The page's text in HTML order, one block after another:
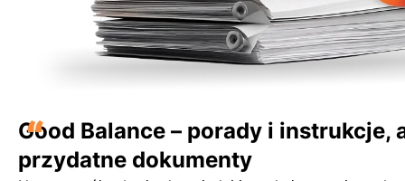
“
Good Balance – porady i instrukcje,
przydatne dokumenty